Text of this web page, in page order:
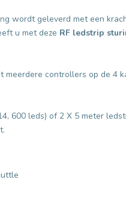
wordt geleverd met een
u met deze RF ledstrip
meerdere controllers op de 4
600 leds) of 2 X 5 meter